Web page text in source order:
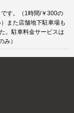
す。（1時間/￥300の
また店舗地下駐車場も
。駐車料金サービスは
み）